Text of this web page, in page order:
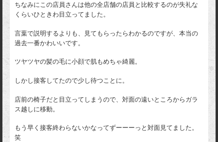
ちなみにこの店員さんは他の全店舗の店員と比較するのが失礼な
くらいひときわ目立ってました。
言葉で説明するよりも、見てもらったらわかるのですが、本当の
過去一番かわいいです。
ツヤツヤの髪の毛に小顔で肌もめちゃ綺麗。
しかし接客してたので少し待つことに。
店前の椅子だと目立ってしまうので、対面の遠いところからガラ
ス越しに移動。
もう早く接客終わらないかなってずーーーっと対面見てました。
笑